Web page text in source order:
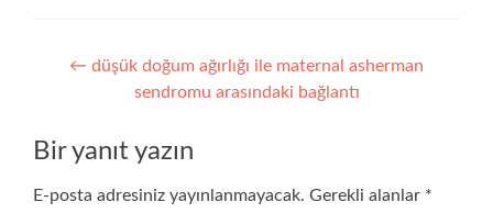
Yazı
gezinmesi
← düşük doğum ağırlığı ile maternal asherman
sendromu arasındaki bağlantı
Bir yanıt yazın
E-posta adresiniz yayınlanmayacak. Gerekli alanlar *